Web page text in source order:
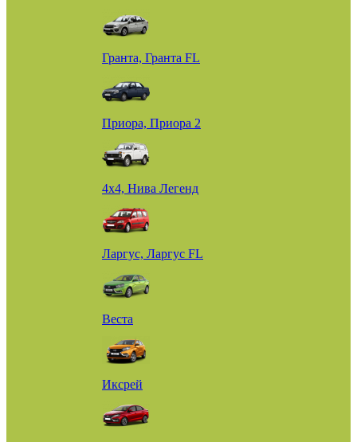
Гранта, Гранта FL
Приора, Приора 2
4х4, Нива Легенд
Ларгус, Ларгус FL
Веста
Иксрей